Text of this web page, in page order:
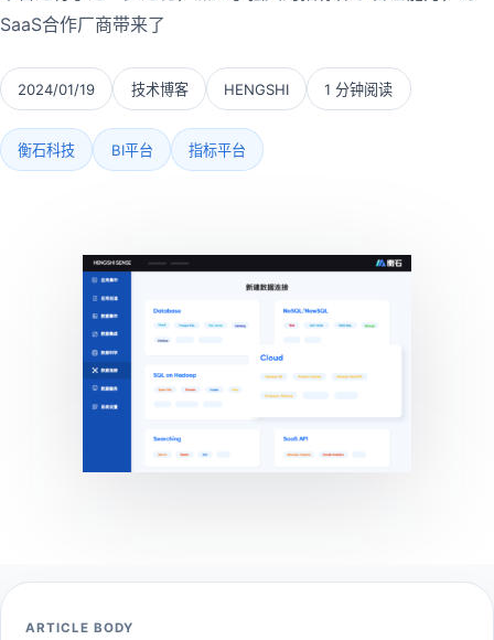
SaaS合作厂商带来了
2024/01/19 技术博客 HENGSHI 1 分钟阅读
衡石科技 BI平台 指标平台
ARTICLE BODY